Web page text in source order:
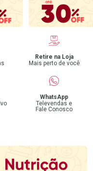
Retire na Loja
Mais perto de você
WhatsApp
Televendas e
Fale Conosco